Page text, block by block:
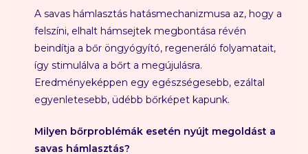
A savas hámlasztás hatásmechanizmusa az, hogy a
felszíni, elhalt hámsejtek megbontása révén
beindítja a bőr öngyógyító, regeneráló folyamatait,
így stimulálva a bőrt a megújulásra.
Eredményeképpen egy egészségesebb, ezáltal
egyenletesebb, üdébb bőrképet kapunk.
Milyen bőrproblémák esetén nyújt megoldást a
savas hámlasztás?